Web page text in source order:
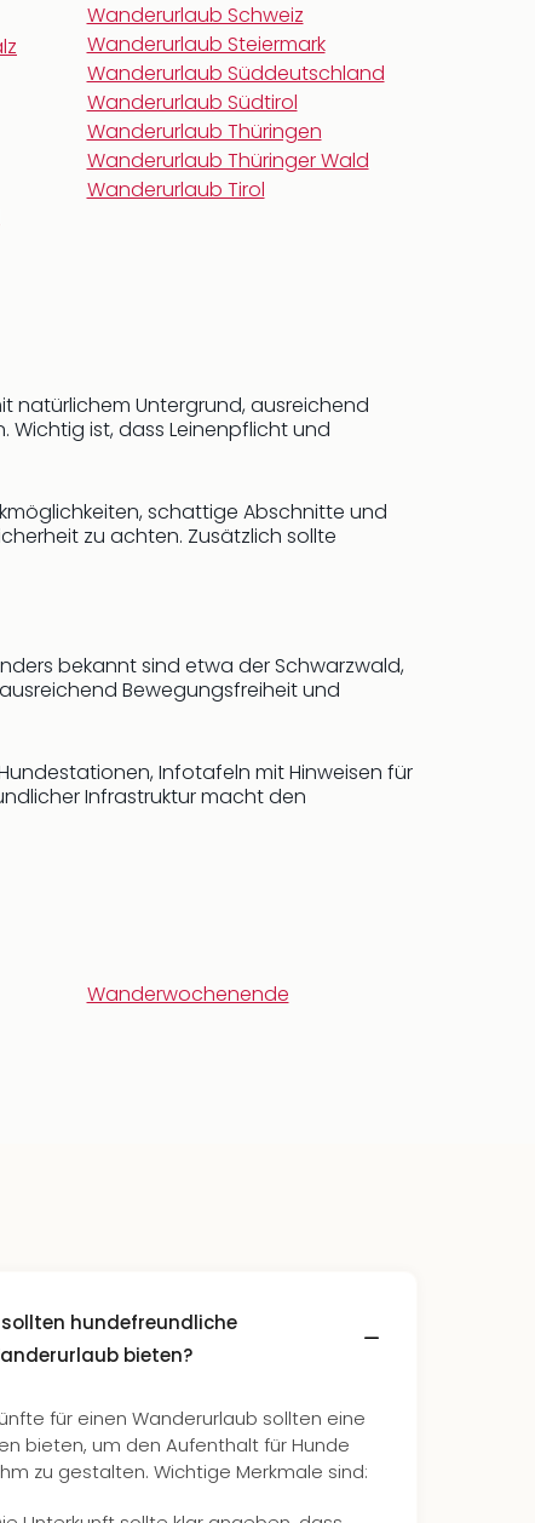
Wanderurlaub Schweiz
Wanderurlaub Steiermark
Wanderurlaub Süddeutschland
Wanderurlaub Südtirol
Wanderurlaub Thüringen
Wanderurlaub Thüringer Wald
Wanderurlaub Tirol
natürlichem Untergrund, ausreichend
Wichtig ist, dass Leinenpflicht und
schattige Abschnitte und
zu achten. Zusätzlich sollte
bekannt sind etwa der Schwarzwald,
Bewegungsfreiheit und
Infotafeln mit Hinweisen für
Infrastruktur macht den
Wanderwochenende
hundefreundliche
bieten?
für einen Wanderurlaub sollten eine
bieten, um den Aufenthalt für Hunde
zu gestalten. Wichtige Merkmale sind: